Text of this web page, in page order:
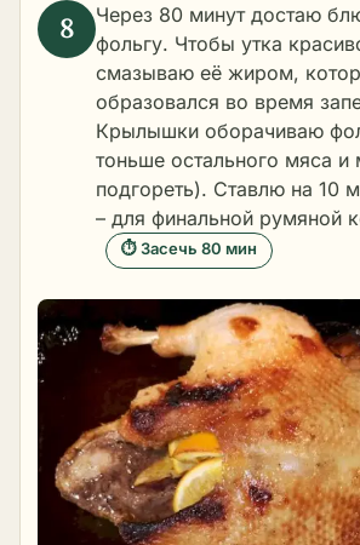
Через 80 минут достаю
фольгу. Чтобы утка
смазываю её жиром,
образовался во время
Крылышки оборачиваю
тоньше остального мяса и
подгореть). Ставлю на 10
– для финальной румяной
⏱ Засечь 80 мин